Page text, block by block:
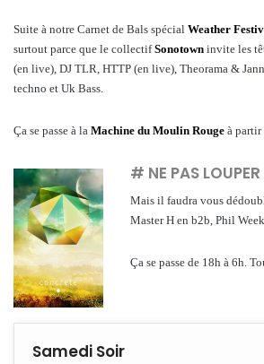
Suite à notre Carnet de Bals spécial Weather
surtout parce que le collectifSonotown invite les
(en live), DJ TLR, HTTP (en live), Theorama &
techno et Uk Bass.
Ça se passe à la Machine du Moulin Rouge à partir
# NE PAS LOUPER
Mais il faudra vous
Master H en b2b, Phil
Ça se passe de 18h à 6h.
Samedi Soir